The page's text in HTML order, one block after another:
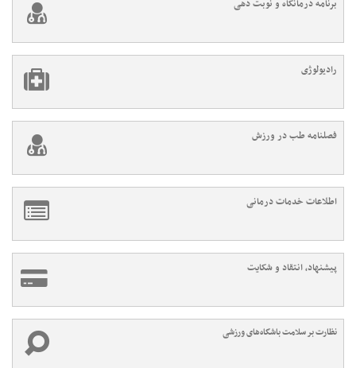
برنامه درمانگاه و نوبت دهی
رادیولوژی
فصلنامه طب در ورزش
اطلاعات خدمات درمانی
پیشنهاد، انتقاد و شکایت
نظارت بر سلامت باشگاه‌های ورزشی